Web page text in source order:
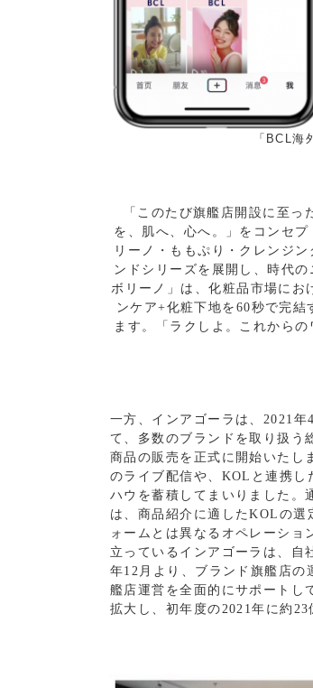
「BCL
「このたび旗艦店開設に至
を、肌へ、心へ。」をコンセ
リーノ・ももぷり・クレンジ
ンドシリーズを展開し、時代
ボリーノ」は、化粧品市場にお
ンケア+化粧下地を60秒で完
ます。「ラクしよ。これから
一方、インアゴーラは、2021
て、多数のブランドを取り扱う
商品の販売を正式に開始いたし
のライブ配信や、KOLと連携し
ハウを蓄積してまいりました。
は、商品紹介に適したKOLの選
ォームとは異なるオペレーシ
立っているインアゴーラは、自
年12月より、ブランド旗艦店
艦店運営を全面的にサポートし
拡大し、初年度の2021年に約23